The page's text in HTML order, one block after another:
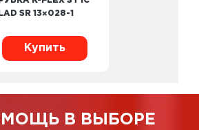
SR 13×028-1
Купить
В ВЫБОРЕ